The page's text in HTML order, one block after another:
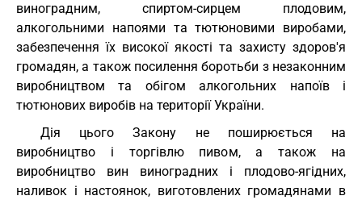
виноградним, спиртом-сирцем плодовим,
алкогольними напоями та тютюновими виробами,
забезпечення їх високої якості та захисту здоров'я
громадян, а також посилення боротьби з незаконним
виробництвом та обігом алкогольних напоїв і
тютюнових виробів на території України.
Дія цього Закону не поширюється на
виробництво і торгівлю пивом, а також на
виробництво вин виноградних і плодово-ягідних,
наливок і настоянок, виготовлених громадянами в